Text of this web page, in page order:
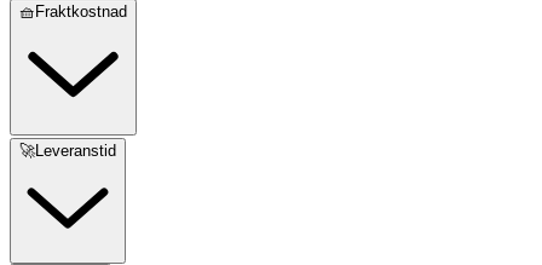
🧺Fraktkostnad
🚀Leveranstid